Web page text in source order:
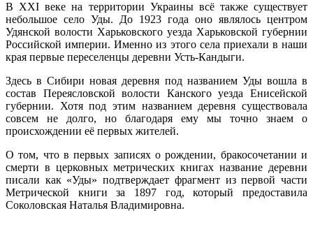
В XXI веке на территории Украины всё также существует
небольшое село Уды. До 1923 года оно являлось центром
Удянской волости Харьковского уезда Харьковской губернии
Российской империи. Именно из этого села приехали в наши
края первые переселенцы деревни Усть-Кандыги.
Здесь в Сибири новая деревня под названием Уды вошла в
состав Переясловской волости Канского уезда Енисейской
губернии. Хотя под этим названием деревня существовала
совсем не долго, но благодаря ему мы точно знаем о
происхождении её первых жителей.
О том, что в первых записях о рождении, бракосочетании и
смерти в церковных метрических книгах название деревни
писали как «Уды» подтверждает фрагмент из первой части
Метрической книги за 1897 год, который предоставила
Соколовская Наталья Владимировна.